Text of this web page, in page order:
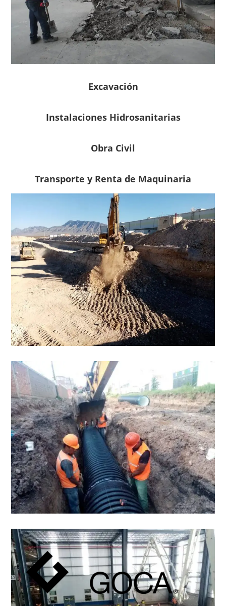
Excavación
Instalaciones Hidrosanitarias
Obra Civil
Transporte y Renta de Maquinaria